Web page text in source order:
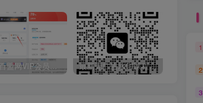
最新无广告水印课程资源 长期更新
1
2
3